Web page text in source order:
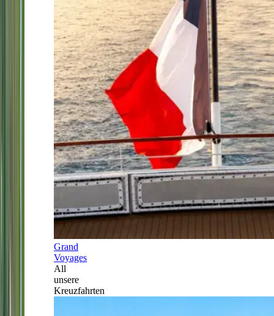
Grand
Voyages
All
unsere
Kreuzfahrten